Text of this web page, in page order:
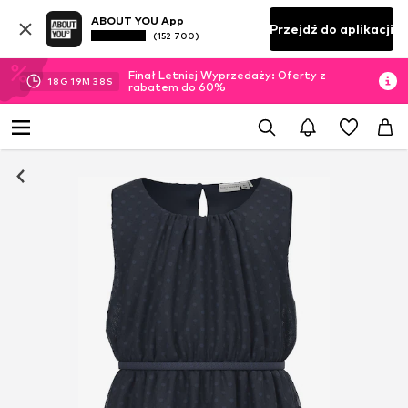
ABOUT YOU App
(152 700) Przejdź do aplikacji
18 G 19M 38 S
Finał Letniej Wyprzedaży: Oferty z
rabatem do 60%